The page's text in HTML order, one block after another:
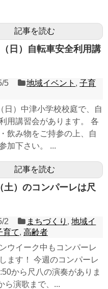
記事を読む
日）自転車安全利用講
5 地域イベント ,子育
日）中津小学校校庭で、自
用講習会があります。 各
飲み物をご持参の上、自
加下さい。 ...
記事を読む
土）のコンパーレは尺
2 まちづくり ,地域イ
育て, 高齢者
ウイーク中もコンパーレ
ます！ 今週のコンパーレ
から尺八の演奏がありま
ら演歌まで、...